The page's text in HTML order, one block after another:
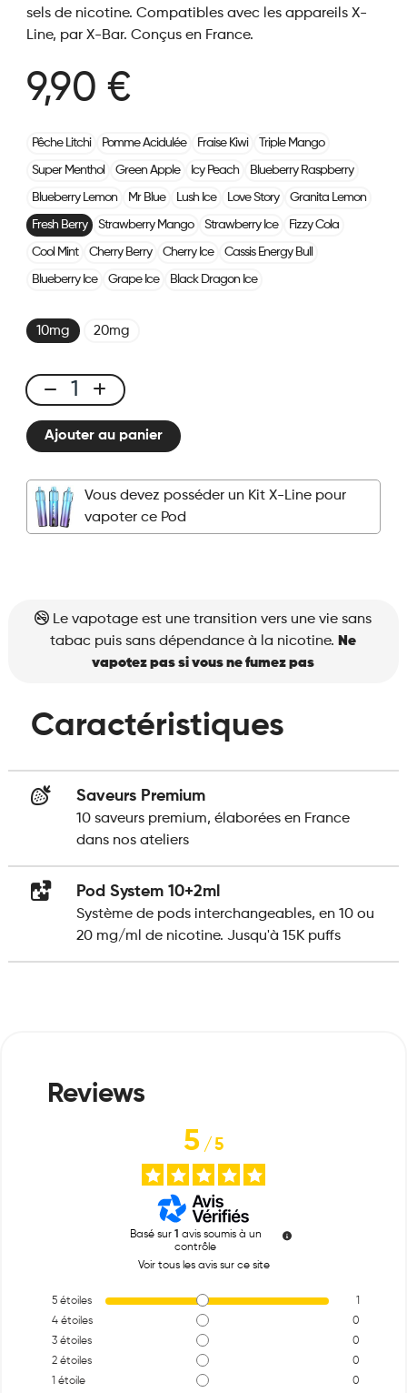
sels de nicotine. Compatibles avec les appareils X-
Line, par X-Bar. Conçus en France.
9,90 €
Pêche Litchi Pomme Acidulée Fraise Kiwi Triple Mango
Super Menthol Green Apple Icy Peach Blueberry Raspberry
Blueberry Lemon Mr Blue Lush Ice Love Story Granita Lemon
Fresh Berry Strawberry Mango Strawberry Ice Fizzy Cola
Cool Mint Cherry Berry Cherry Ice Cassis Energy Bull
Blueberry Ice Grape Ice Black Dragon Ice
10mg 20mg
X-
LINE
-
Fresh
Berry
quantité
Ajouter au panier
Vous devez posséder un Kit X-Line pour
vapoter ce Pod
Le vapotage est une transition vers une vie sans
tabac puis sans dépendance à la nicotine. Ne
vapotez pas si vous ne fumez pas
Caractéristiques
Saveurs Premium
10 saveurs premium, élaborées en France
dans nos ateliers
Pod System 10+2ml
Système de pods interchangeables, en 10 ou
20 mg/ml de nicotine. Jusqu'à 15K puffs
5/5
Basé sur 1 avis soumis à un
contrôle
Voir tous les avis sur ce site
5 étoiles
1
4 étoiles
0
3 étoiles
0
2 étoiles
0
1 étoile 0